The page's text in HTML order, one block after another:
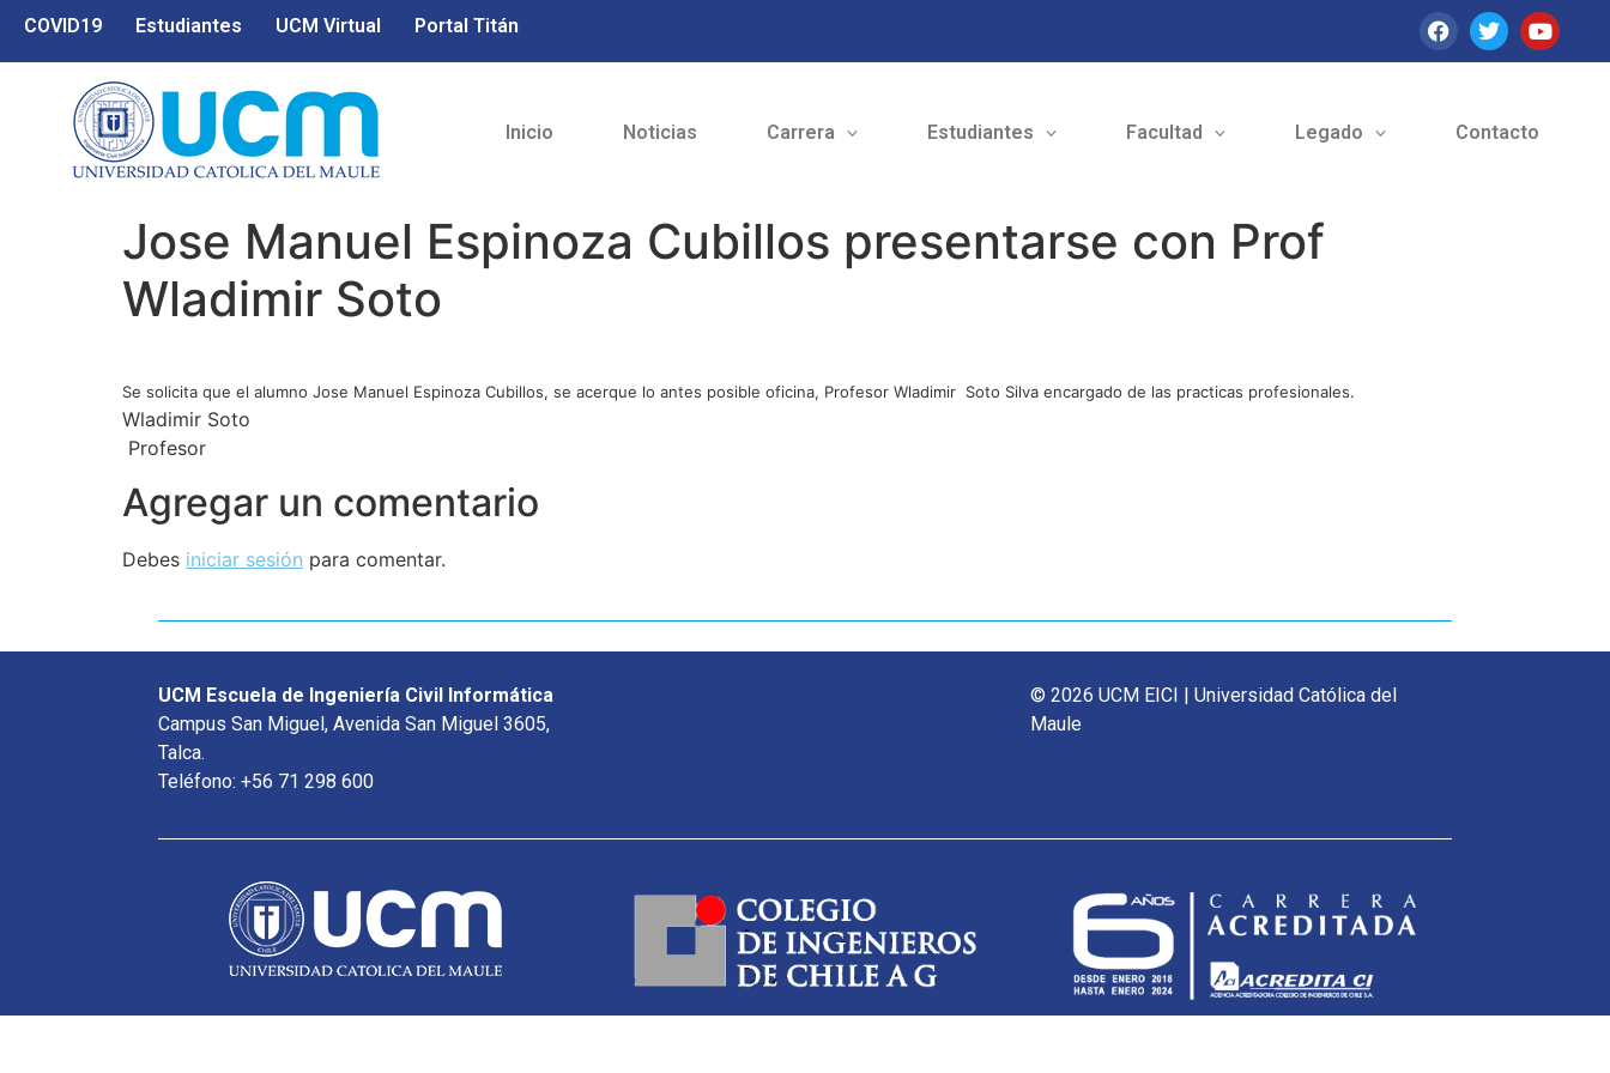
COVID19 Estudiantes UCM Virtual Portal Titán
Inicio Noticias Carrera Estudiantes Facultad Legado Contacto
Jose Manuel Espinoza Cubillos presentarse con Prof
Wladimir Soto
Se solicita que el alumno Jose Manuel Espinoza Cubillos, se acerque lo antes posible oficina, Profesor Wladimir Soto Silva encargado de las practicas profesionales.
Wladimir Soto
Profesor
Agregar un comentario
Debes iniciar sesión para comentar.
UCM Escuela de Ingeniería Civil Informática
Campus San Miguel, Avenida San Miguel 3605,
Talca.
Teléfono: +56 71 298 600
© 2026 UCM EICI | Universidad Católica del
Maule